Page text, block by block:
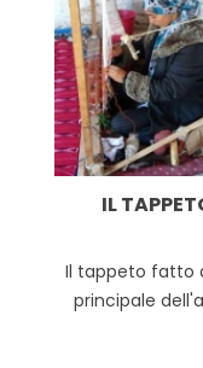
IL
Il tappeto fatto
principale